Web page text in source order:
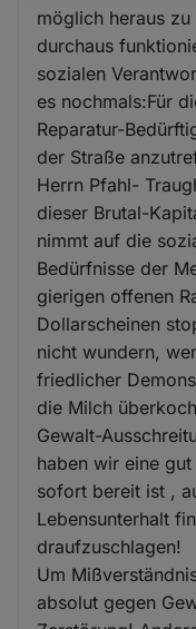
möglich heraus
durchaus
sozialen
es nochmals:Für
Reparatur-
der Straße
Herrn Pfahl-
dieser Brutal-
nimmt auf die
Bedürfnisse der
gierigen offenen
Dollarscheinen
nicht wundern,
friedlicher
die Milch
Gewalt-
haben wir eine
sofort bereit ist ,
Lebensunterhalt
draufzuschlagen!
Um
absolut gegen
und
Cookies